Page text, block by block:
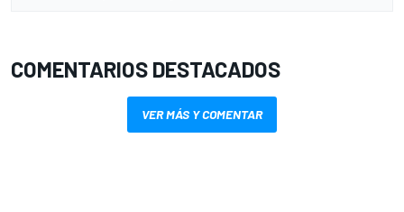
COMENTARIOS DESTACADOS
VER MÁS Y COMENTAR